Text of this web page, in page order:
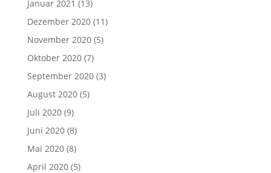
Januar 2021 (13)
Dezember 2020(11)
November 2020(5)
Oktober 2020(7)
September 2020(3)
August 2020(5)
Juli 2020(9)
Juni 2020(8)
Mai 2020(8)
April 2020(5)